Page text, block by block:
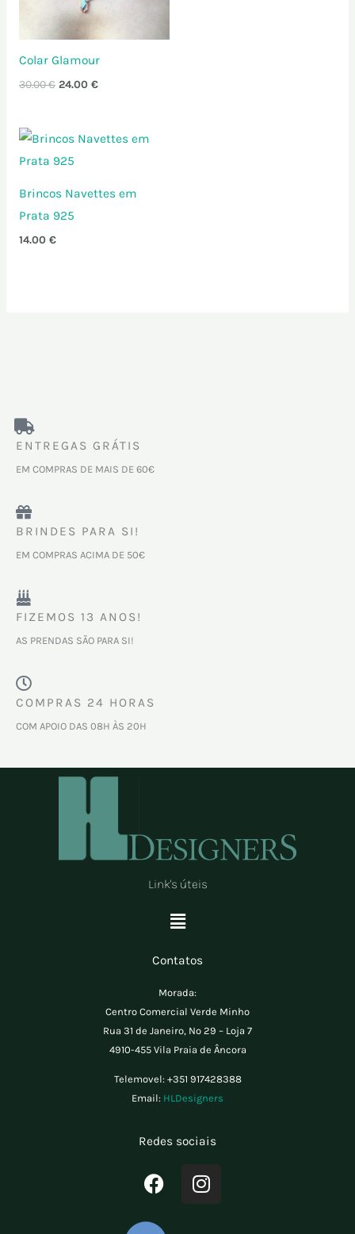
Colar Glamour
30.00€ 24.00 €
Brincos Navettes em
Prata 925
14.00 €
ENTREGAS GRÁTIS
EM COMPRAS DE MAIS DE 60€
BRINDES PARA SI!
EM COMPRAS ACIMA DE 50€
FIZEMOS 13 ANOS!
AS PRENDAS SÃO PARA SI!
COMPRAS 24 HORAS
COM APOIO DAS 08H ÀS 20H
Link's úteis
Menu
Contatos
Morada:
Centro Comercial Verde Minho
Rua 31 de Janeiro, Nº 29 – Loja 7
4910-455 Vila Praia de Âncora
Telemovel: +351 917428388
Email: HLDesigners
Redes sociais
F
a
I
n